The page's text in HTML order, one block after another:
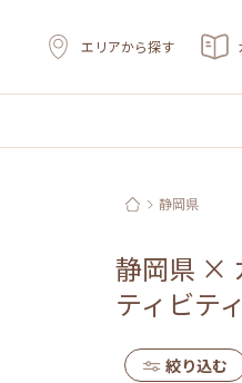
エリアから探す
静岡県
静岡県 ×
ティビテ
絞り込む